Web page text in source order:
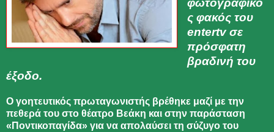
φωτογραφικό
ς φακός του
entertv σε
πρόσφατη
βραδινή του
έξοδο.
Ο γοητευτικός πρωταγωνιστής βρέθηκε μαζί με την
πεθερά του στο θέατρο Βεάκη και στην παράσταση
«Ποντικοπαγίδα» για να απολαύσει τη σύζυγο του